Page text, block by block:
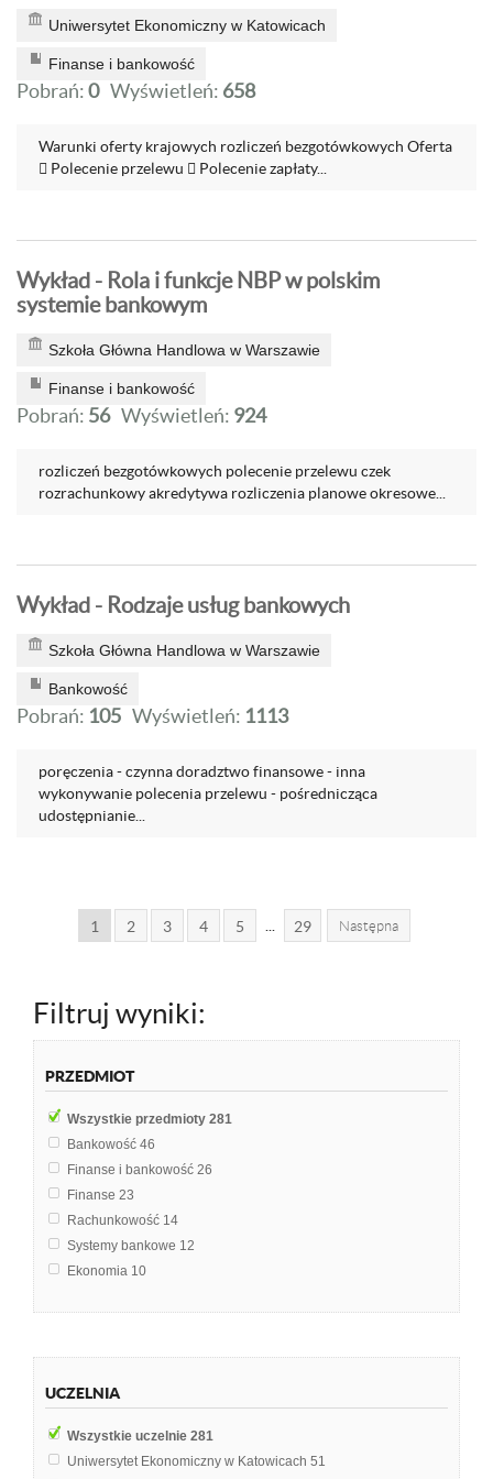
Uniwersytet Ekonomiczny w Katowicach
Finanse i bankowość
Pobrań:0 Wyświetleń: 658
Warunki oferty krajowych rozliczeń bezgotówkowych Oferta
 Polecenie przelewu  Polecenie zapłaty...
Wykład - Rola i funkcje NBP w polskim
systemie bankowym
Szkoła Główna Handlowa w Warszawie
Finanse i bankowość
Pobrań: 56 Wyświetleń: 924
rozliczeń bezgotówkowych polecenie przelewu czek
rozrachunkowy akredytywa rozliczenia planowe okresowe...
Wykład - Rodzaje usług bankowych
Szkoła Główna Handlowa w Warszawie
Bankowość
Pobrań: 105 Wyświetleń: 1113
poręczenia - czynna doradztwo finansowe - inna
wykonywanie polecenia przelewu - pośrednicząca
udostępnianie...
1 2 3 4 5 29 Następna
Filtruj wyniki:
PRZEDMIOT
Wszystkie przedmioty 281
Bankowość 46
Finanse i bankowość 26
Finanse 23
Rachunkowość 14
Systemy bankowe 12
Ekonomia 10
Rozwój rynku płatności detalicznych
UCZELNIA
Wszystkie uczelnie 281
Uniwersytet Ekonomiczny w Katowicach 51